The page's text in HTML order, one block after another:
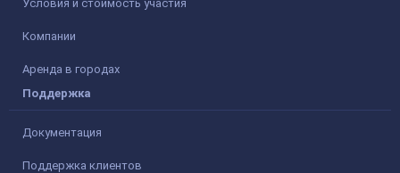
Условия и стоимость участия
Компании
Аренда в городах
Поддержка
Документация
Поддержка клиентов